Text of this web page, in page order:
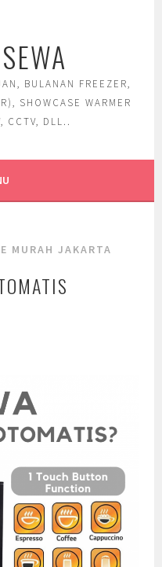
BULANAN FREEZER,
SHOWCASE WARMER
CCTV, DLL..
MURAH JAKARTA